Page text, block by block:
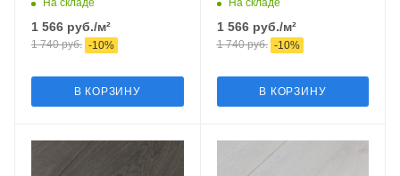
1 566 руб./м²
1 740руб. -10%
В КОРЗИНУ
1 566руб./м²
1 740руб. -10%
В КОРЗИНУ